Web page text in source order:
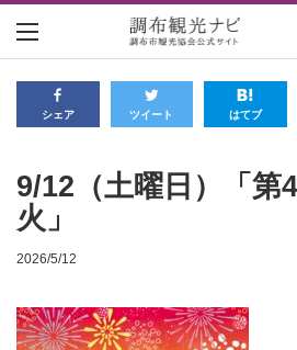
シェア ツイート はてブ
9/12（土曜日）「第
火」
2026/5/12